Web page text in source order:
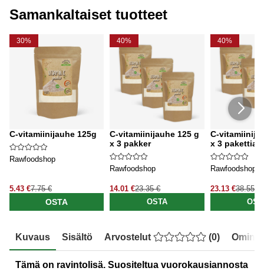
Samankaltaiset tuotteet
30%
C-vitamiinijauhe 125g
Rawfoodshop
5.43 €7.75 €
OSTA
40%
C-vitamiinijauhe 125 g
x 3 pakker
Rawfoodshop
14.01 €23.35 €
OSTA
40%
C-
x 3 pakettia
Rawfoodshop
23.13 €38.55 €
Kuvaus Sisältö Arvostelut (0)
Tämä on ravintolisä. Suositeltua vuorokausiannosta